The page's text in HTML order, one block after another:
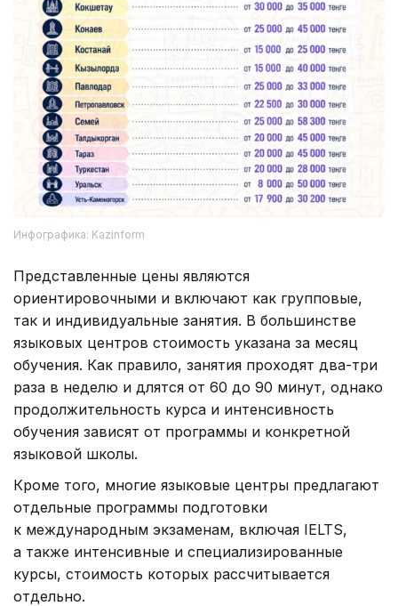
Инфографика: Kazinform
Представленные цены являются
ориентировочными и включают как групповые,
так и индивидуальные занятия. В большинстве
языковых центров стоимость указана за месяц
обучения. Как правило, занятия проходят два-три
раза в неделю и длятся от 60 до 90 минут, однако
продолжительность курса и интенсивность
обучения зависят от программы и конкретной
языковой школы.
Кроме того, многие языковые центры предлагают
отдельные программы подготовки
к международным экзаменам, включая IELTS,
а также интенсивные и специализированные
курсы, стоимость которых рассчитывается
отдельно.